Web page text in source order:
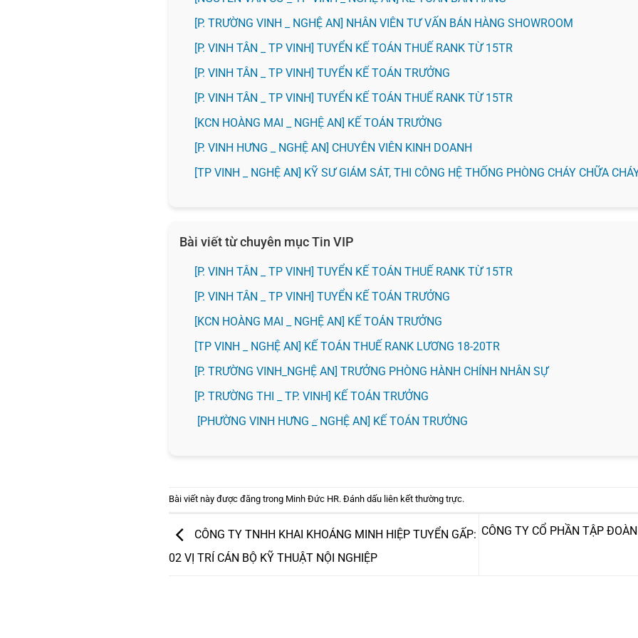
[P. TRƯỜNG VINH _ NGHỆ AN] NHÂN VIÊN TƯ VẤN BÁN HÀNG SHOWROOM
[P. VINH TÂN _ TP VINH] TUYỂN KẾ TOÁN THUẾ RANK TỪ 15TR
[P. VINH TÂN _ TP VINH] TUYỂN KẾ TOÁN TRƯỞNG
[P. VINH TÂN _ TP VINH] TUYỂN KẾ TOÁN THUẾ RANK TỪ 15TR
️[KCN HOÀNG MAI _ NGHỆ AN] KẾ TOÁN TRƯỞNG
️[P. VINH HƯNG _ NGHỆ AN] CHUYÊN VIÊN KINH DOANH
[TP VINH _ NGHỆ AN] KỸ SƯ GIÁM SÁT, THI CÔNG HỆ THỐNG PHÒNG CHÁY CHỮA
Bài viết từ chuyên mục Tin VIP
[P. VINH TÂN _ TP VINH] TUYỂN KẾ TOÁN THUẾ RANK TỪ 15TR
[P. VINH TÂN _ TP VINH] TUYỂN KẾ TOÁN TRƯỞNG
️[KCN HOÀNG MAI _ NGHỆ AN] KẾ TOÁN TRƯỞNG
[TP VINH _ NGHỆ AN] KẾ TOÁN THUẾ RANK LƯƠNG 18-20TR
[P. TRƯỜNG VINH_NGHỆ AN] TRƯỞNG PHÒNG HÀNH CHÍNH NHÂN SỰ
️[P. TRƯỜNG THI _ TP. VINH] KẾ TOÁN TRƯỞNG
[PHƯỜNG VINH HƯNG _ NGHỆ AN] KẾ TOÁN TRƯỞNG
Bài viết này được đăng trong Minh Đức HR. Đánh dấu liên kết thường trực.
CÔNG TY TNHH KHAI KHOÁNG MINH HIỆP TUYỂN GẤP:
02 VỊ TRÍ CÁN BỘ KỸ THUẬT NỘI NGHIỆP
CÔNG TY CỔ PHẦN TẬP